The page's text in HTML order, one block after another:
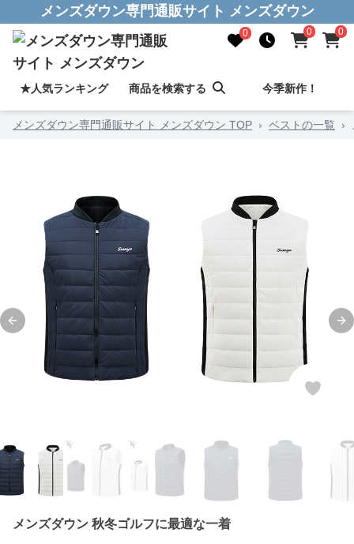
メンズダウン専門通販サイト メンズダウン
0 0 0
★人気ランキング 商品を検索する 今季新作！
メンズダウン専門通販サイト メンズダウン TOP › ベストの一覧 ›
Previous slide
メンズダウン 秋冬ゴルフに最適な一着